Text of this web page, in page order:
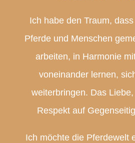
Ich habe den Traum,
Pferde und Menschen
arbeiten, in Harmonie
voneinander lernen,
weiterbringen. Das
Respekt auf
Ich möchte die Pferdewelt